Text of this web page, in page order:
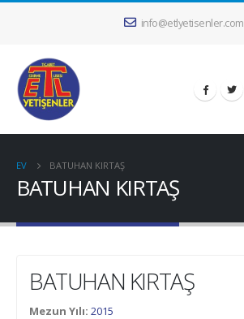
info@etlyetisenler.com
EV BATUHAN KIRTAŞ
BATUHAN KIRTAŞ
BATUHAN KIRTAŞ
Mezun Yılı: 2015